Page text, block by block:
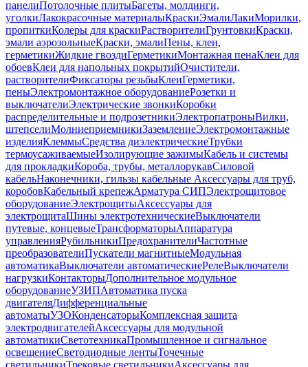
панелиПотолочные плитыБагеты, молдинги,
уголкиЛакокрасочные материалыКраскиЭмалиЛакиМорилки,
пропиткиКолеры для краскиРастворителиГрунтовкиКраски,
эмали аэрозольныеКраски, эмалиПены, клеи,
герметикиЖидкие гвоздиГерметикиМонтажная пенаКлеи для
обоевКлеи для напольных покрытийОчистители,
растворителиФиксаторы резьбыКлеиГерметики,
пеныЭлектромонтажное оборудованиеРозетки и
выключателиЭлектрические звонкиКоробки
распределительные и подрозетникиЭлектропатроныВилки,
штепселиМолниеприемникиЗаземлениеЭлектромонтажные
изделияКлеммыСредства диэлектрическиеТрубки
термоусаживаемыеИзолирующие зажимыКабель и системы
для прокладкиКороба, трубы, металлорукавСиловой
кабельНаконечники, гильзы кабельные Аксессуары для труб,
коробовКабельный крепежАрматура СИПЭлектрощитовое
оборудованиеЭлектрощитыАксессуары для
электрощитаШины электротехническиеВыключатели
путевые, концевыеТрансформаторыАппаратура
управленияРубильникиПредохранителиЧастотные
преобразователиПускатели магнитныеМодульная
автоматикаВыключатели автоматическиеРелеВыключатели
нагрузкиКонтакторыДополнительное модульное
оборудованиеУЗИПАвтоматика пуска
двигателяДифференциальные
автоматыУЗОКонденсаторыКомплексная защита
электродвигателейАксессуары для модульной
автоматикиСветотехникаПромышленное и сигнальное
освещениеСветодиодные лентыТочечные
светильникиТрековые светильникиАксессуары для